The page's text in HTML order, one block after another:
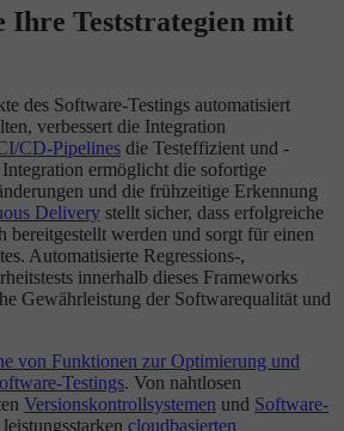
Ihre Teststrategien mit
des Software-Testings automatisiert
verbessert die Integration
CD-Pipelines die Testeffizient und -
ermöglicht die sofortige
und die frühzeitige Erkennung
Delivery stellt sicher, dass erfolgreiche
bereitgestellt werden und sorgt für einen
Automatisierte Regressions-,
innerhalb dieses Frameworks
Gewährleistung der Softwarequalität und
von Funktionen zur Optimierung und
Testings. Von nahtlosen
Versionskontrollsystemen und Software-
cloudbasierten